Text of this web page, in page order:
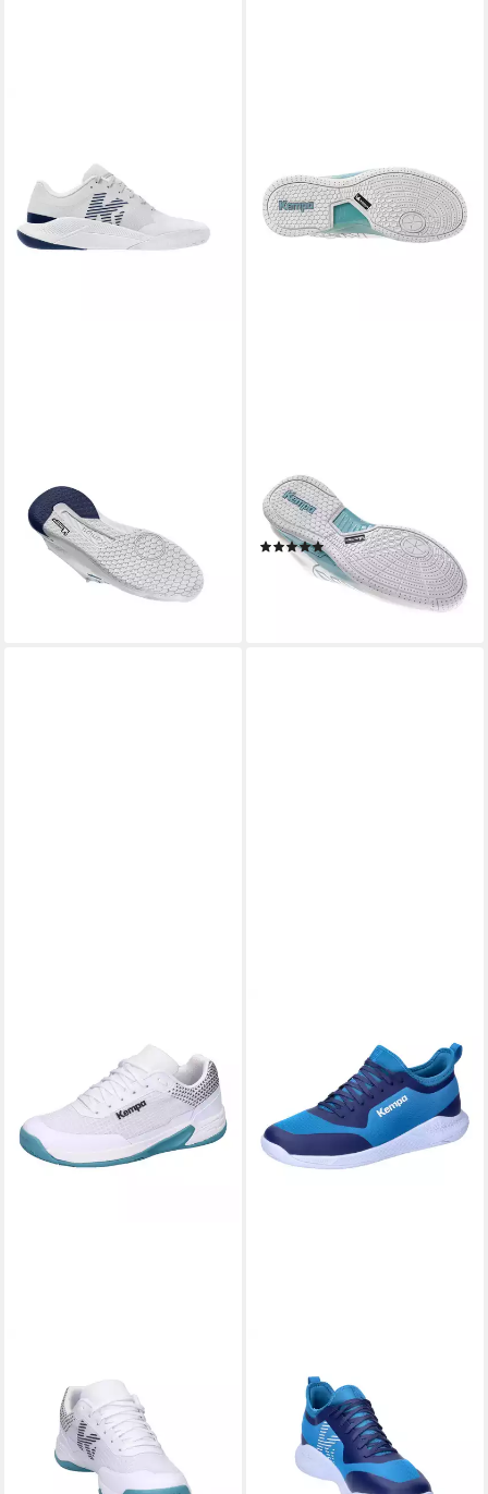
67,85 € UVP
-48%
lieferbar - in 3-4 Werktagen bei dir
Hallen-Sport-Schuhe Attack
Pro 2.0 W Game Changer
Hallenschuh
(1)
69,99 € UVP139,99 €
lieferbar - in 2-3 Werktagen bei dir